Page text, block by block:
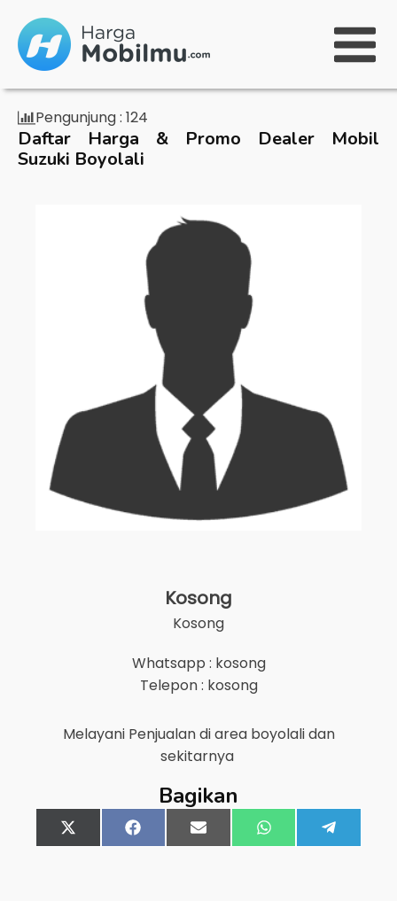
Pengunjung : 124
Daftar Harga & Promo Dealer Mobil
Suzuki Boyolali
Kosong
Kosong
Whatsapp : kosong
Telepon : kosong
Melayani Penjualan di area boyolalidan
sekitarnya
Bagikan
Share
on
X
(Twitter)
Share
on
FacebookShare
on
Email Share
on
WhatsApp
on